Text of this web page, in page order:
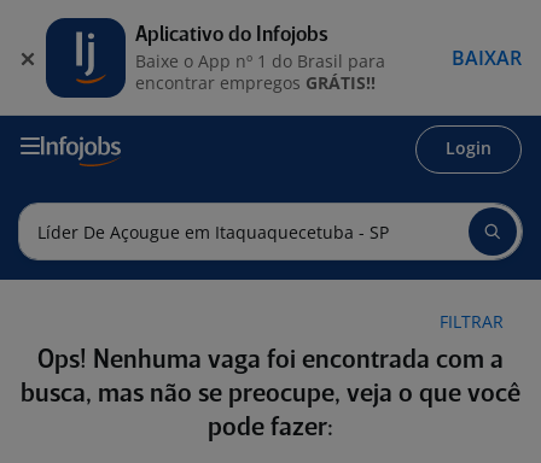
Login
FILTRAR
Ops! Nenhuma vaga foi encontrada com a
busca, mas não se preocupe, veja o que você
pode fazer:
Aplicativo do Infojobs
Baixe o App nº 1 do Brasil para
encontrar empregos GRÁTIS!!
BAIXAR